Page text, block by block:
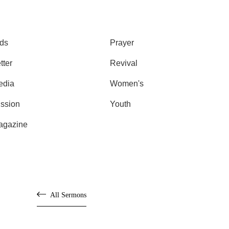
Prayer
Revival
Women's
Youth
All Sermons